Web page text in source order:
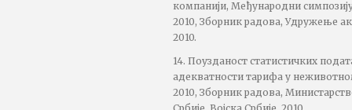
компанији, Међународни
2010, Зборник радова, Удружење
2010.
14. Поузданост статистичких
адекватности тарифа у
2010, Зборник радова,